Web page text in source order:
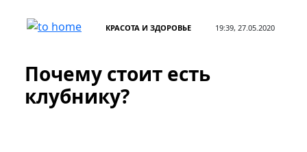
КРАСОТА И ЗДОРОВЬЕ 19:39, 27.05.2020
Почему стоит есть
клубнику?